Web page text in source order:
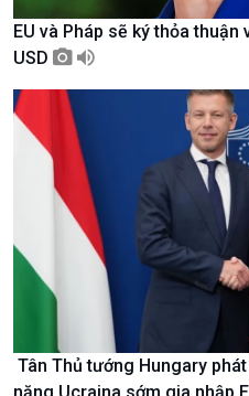
Podcast
EU và Pháp sẽ ký thỏa
USD
Tân Thủ tướng Hungary
năng Ucraina sớm gia nhập